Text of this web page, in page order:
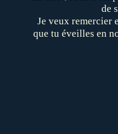
de
Je veux remercier
que tu éveilles en